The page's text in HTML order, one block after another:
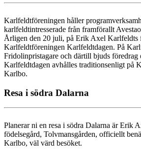
Karlfeldtföreningen håller
karlfeldtintresserade från framförallt
Årligen den 20 juli, på Erik Axel Karlfeldts
Karlfeldtföreningen Karlfeldtdagen. På
Fridolinpristagare och därtill bjuds föredrag
Karlfeldtdagen avhålles traditionsenligt på
Karlbo.
Resa i södra Dalarna
Planerar ni en resa i södra Dalarna är Erik
födelsegård, Tolvmansgården, officiellt
Karlbo, väl värd besöket.